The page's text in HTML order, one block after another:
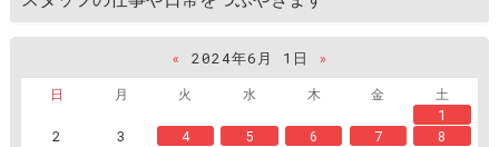
« 2024年6月 1日
»
日
月 火 水 木 金
土
1
2
3 4 5 6 7
8